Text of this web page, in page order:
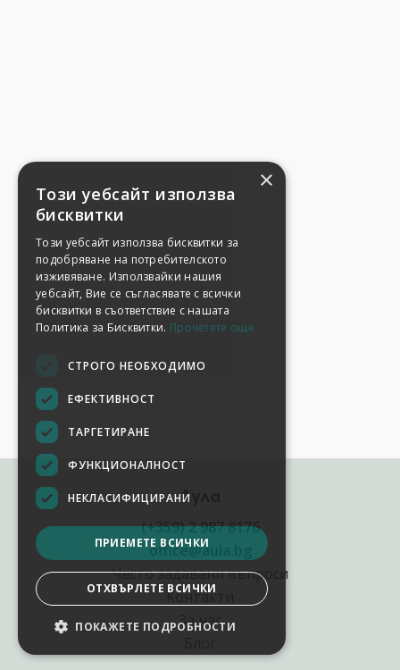
Аула
(+359) 2 987 8176
office@aula.bg
Често задавани въпроси
Контакти
За нас
×
Този уебсайт използва
бисквитки
Този уебсайт използва бисквитки за
подобряване на потребителското
изживяване. Използвайки нашия
уебсайт, Вие се съгласявате с всички
бисквитки в съответствие с нашата
Политика за Бисквитки. Прочетете още
СТРОГО НЕОБХОДИМО
ЕФЕКТИВНОСТ
ТАРГЕТИРАНЕ
ФУНКЦИОНАЛНОСТ
НЕКЛАСИФИЦИРАНИ
ПРИЕМЕТЕ ВСИЧКИ
ОТХВЪРЛЕТЕ ВСИЧКИ
ПОКАЖЕТЕ ПОДРОБНОСТИ